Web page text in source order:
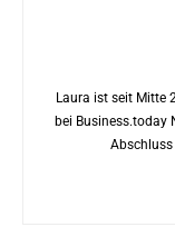
Laura ist seit Mitte
bei Business.today